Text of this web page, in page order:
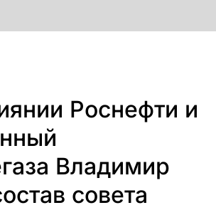
Роснефти и
Владимир
совета